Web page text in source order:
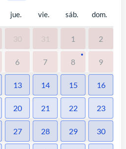
jue. vie. sáb. dom.
30 31 1 2
6 7 8 9
13 14 15 16
20 21 22 23
27 28 29 30